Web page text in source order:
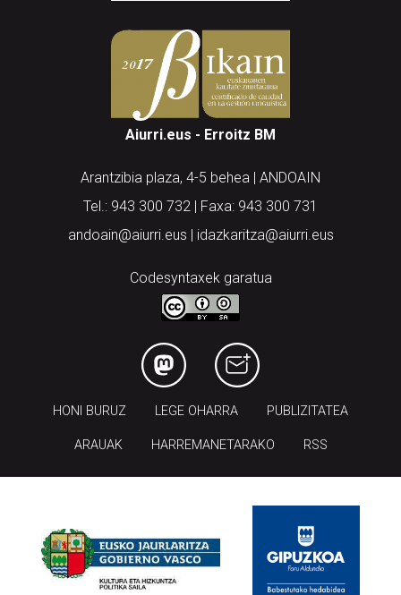
Aiurri.eus - Erroitz BM
Arantzibia plaza, 4-5 behea | ANDOAIN
Tel.: 943 300 732 | Faxa: 943 300 731
andoain@aiurri.eus | idazkaritza@aiurri.eus
Codesyntaxek garatua
HONI BURUZ LEGE OHARRA PUBLIZITATEA
ARAUAK HARREMANETARAKO RSS